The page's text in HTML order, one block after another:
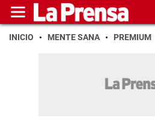
INICIO MENTE SANA PREMIUM